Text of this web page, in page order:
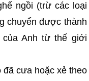
ngồi (trừ các loại
chuyển được thành
Anh từ thế giới
đã cưa hoặc xẻ theo